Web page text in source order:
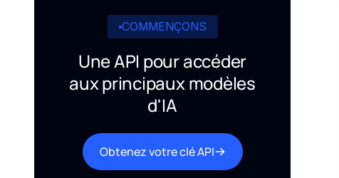
COMMENÇONS
Une API pour accéder
aux principaux modèles
d'IA
Obtenez votre clé API